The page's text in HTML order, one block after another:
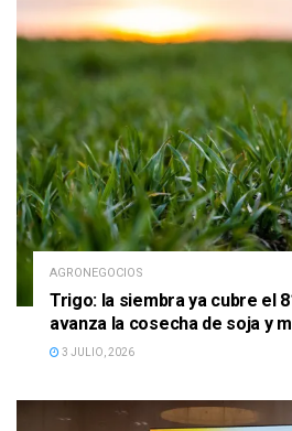
AGRONEGOCIOS
Trigo: la siembra ya cubre el
avanza la cosecha de soja y
3 JULIO, 2026